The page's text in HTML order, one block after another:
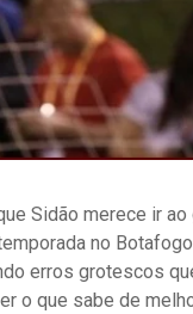
Sidão merece ir
no
erros grotescos
o que sabe de